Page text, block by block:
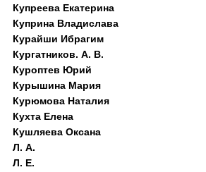
Купреева Екатерина
Куприна Владислава
Курайши Ибрагим
Кургатников. А. В.
Куроптев Юрий
Курышина Мария
Курюмова Наталия
Кухта Елена
Кушляева Оксана
Л. А.
Л. Е.